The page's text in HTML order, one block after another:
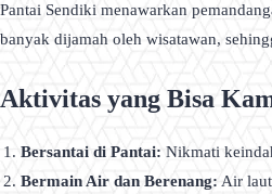
Pantai Sendiki menawarkan
banyak dijamah oleh wisatawan,
Aktivitas yang Bisa
Bersantai di Pantai: Nikmati
Bermain Air dan Berenang: Air